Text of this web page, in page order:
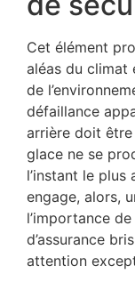
Cet élément
aléas du climat
de
défaillance
arrière doit être
glace ne se
l’instant le plus
engage, alors,
l’importance
d’assurance
attention